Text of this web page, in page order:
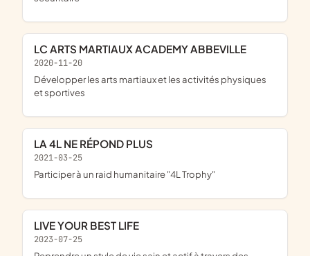
LC ARTS MARTIAUX ACADEMY ABBEVILLE
2020-11-20
développer les arts martiaux et les activités physiques
et sportives
LA 4L NE RÉPOND PLUS
2021-03-25
participer à un raid humanitaire "4L Trophy"
LIVE YOUR BEST LIFE
2023-07-25